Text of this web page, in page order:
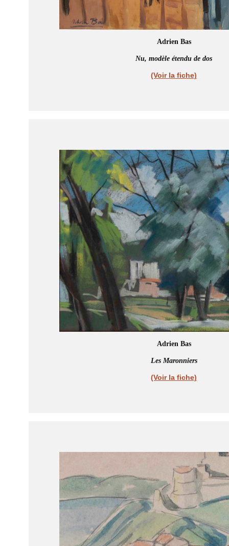
Adrien Bas
Nu, modèle étendu de dos
(Voir la fiche)
Adrien Bas
Les Maronniers
(Voir la fiche)